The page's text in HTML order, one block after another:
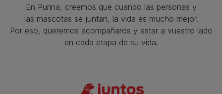
En Purina, creemos que cuando las personas y
las mascotas se juntan, la vida es mucho mejor.
Por eso, queremos acompañaros y estar a vuestro lado
en cada etapa de su vida.​